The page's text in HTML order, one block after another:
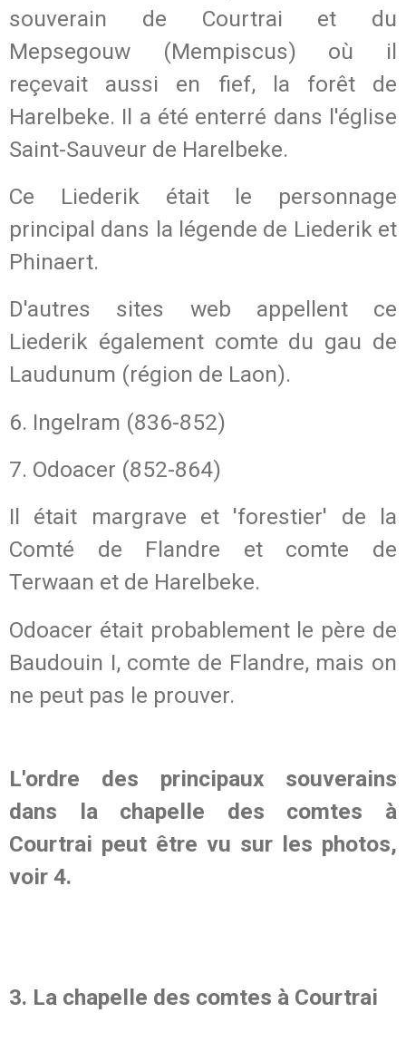
souverain de Courtrai et du
Mepsegouw (Mempiscus) où il
reçevait aussi en fief, la forêt de
Harelbeke. Il a été enterré dans l'église
Saint-Sauveur de Harelbeke.
Ce Liederik était le personnage
principal dans la légende de Liederik et
Phinaert.
D'autres sites web appellent ce
Liederik également comte du gau de
Laudunum (région de Laon).
6. Ingelram (836-852)
7. Odoacer (852-864)
Il était margrave et 'forestier' de la
Comté de Flandre et comte de
Terwaan et de Harelbeke.
Odoacer était probablement le père de
Baudouin I, comte de Flandre, mais on
ne peut pas le prouver.
L'ordre des principaux souverains
dans la chapelle des comtes à
Courtrai peut être vu sur les photos,
voir 4.
3. La chapelle des comtes à Courtrai